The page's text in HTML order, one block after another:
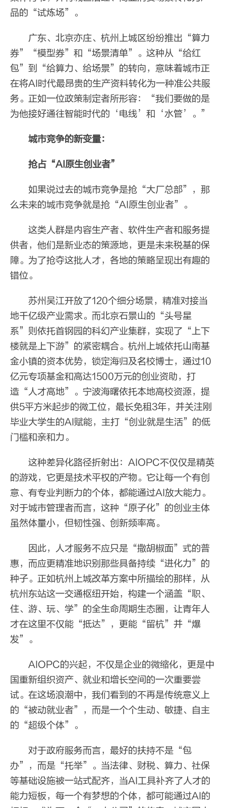
品的“试炼场”。
广东、北京亦庄、杭州上城区纷纷推出“算力
券”“模型券”和“场景清单”。这种从“给红
包”到“给算力、给场景”的转向，意味着城市正
在将AI时代最昂贵的生产资料转化为一种准公共服
务。正如一位政策制定者所形容：“我们要做的是
为他接好通往智能时代的‘电线’和‘水管’。”
城市竞争的新变量：
抢占“AI原生创业者”
如果说过去的城市竞争是抢“大厂总部”，那
么未来的城市竞争就是抢“AI原生创业者”。
这类人群是内容生产者、软件生产者和服务提
供者，他们是新业态的策源地，更是未来税基的保
障。为了抢夺这批人才，各地的策略呈现出有趣的
错位。
苏州吴江开放了120个细分场景，精准对接当
地千亿级产业需求。而北京石景山的“头号星
系”则依托首钢园的科幻产业集群，实现了“上下
楼就是上下游”的紧密耦合。杭州上城依托山南基
金小镇的资本优势，锁定海归及名校博士，通过10
亿元专项基金和高达1500万元的创业资助，打
造“人才高地”。宁波海曙依托本地高校资源，提
供5平方米起步的微工位，最长免租3年，并关注刚
毕业大学生的AI赋能，主打“创业就是生活”的低
门槛和亲和力。
这种差异化路径折射出：AIOPC不仅仅是精英
的游戏，它更是技术平权的产物。它让每一个有创
意、有专业判断力的个体，都能通过AI放大能力。
对于城市管理者而言，这种“原子化”的创业主体
虽然体量小，但韧性强、创新频率高。
因此，人才服务不应只是“撒胡椒面”式的普
惠，而应更精准地识别那些具备持续“进化力”的
种子。正如杭州上城改革方案中所描绘的那样，从
杭州东站这一交通枢纽开始，构建一个涵盖“职、
住、游、玩、学”的全生命周期生态圈，让青年人
才在这里不仅能“抵达”，更能“留杭”并“爆
发”。
AIOPC的兴起，不仅是企业的微缩化，更是中
国重新组织资产、就业和增长空间的一次重要尝
试。在这场浪潮中，我们看到的不再是传统意义上
的“被动就业者”，而是一个个生动、敏捷、自主
的“超级个体”。
对于政府服务而言，最好的扶持不是“包
办”，而是“托举”。当法律、财税、算力、社保
等基础设施被一站式配齐，当AI工具补齐了人才的
能力短板，每一个有梦想的个体，都可能通过AI的